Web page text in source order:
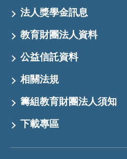
法人獎學金訊息
教育財團法人資料
公益信託資料
相關法規
籌組教育財團法人須知
下載專區